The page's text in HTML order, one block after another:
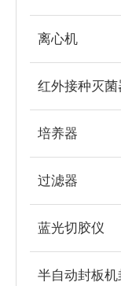
离心机
红外接种灭菌
培养器
过滤器
蓝光切胶仪
半自动封板